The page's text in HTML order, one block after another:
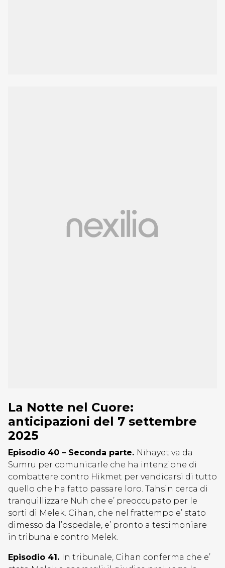
La Notte nel Cuore:
anticipazioni del 7 settembre
2025
Episodio 40 – Seconda parte. Nihayet va da
Sumru per comunicarle che ha intenzione di
combattere contro Hikmet per vendicarsi di tutto
quello che ha fatto passare loro. Tahsin cerca di
tranquillizzare Nuh che e’ preoccupato per le
sorti di Melek. Cihan, che nel frattempo e’ stato
dimesso dall’ospedale, e’ pronto a testimoniare
in tribunale contro Melek.
Episodio 41. In tribunale, Cihan conferma che e’